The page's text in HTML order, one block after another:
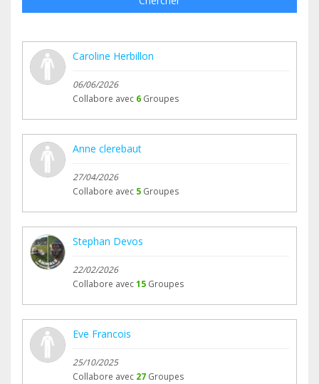
Caroline Herbillon
06/06/2026
Collabore avec 6 Groupes
Anne clerebaut
27/04/2026
Collabore avec 5 Groupes
Stephan Devos
22/02/2026
Collabore avec15 Groupes
Eve Francois
25/10/2025
Collabore avec 27 Groupes